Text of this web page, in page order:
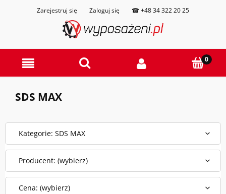
Zarejestruj się Zaloguj się ☎ +48 34 322 20 25
SDS MAX
Kategorie: SDS MAX
Producent: (wybierz)
Cena: (wybierz)